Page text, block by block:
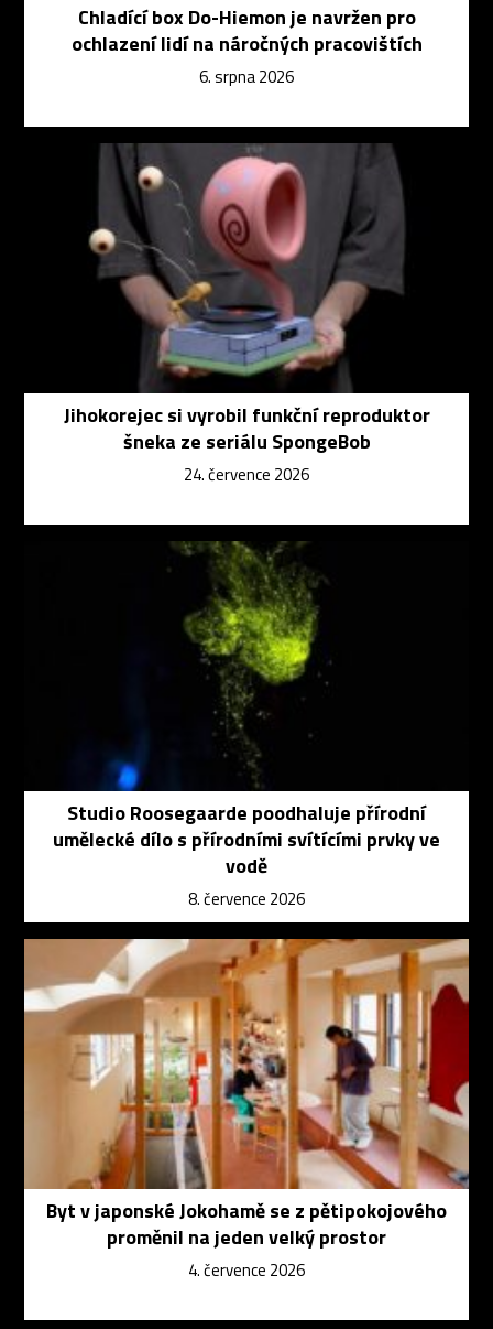
Chladící box Do-Hiemon je navržen pro
ochlazení lidí na náročných pracovištích
6. srpna 2026
Jihokorejec si vyrobil funkční reproduktor
šneka ze seriálu SpongeBob
24. července 2026
Studio Roosegaarde poodhaluje přírodní
umělecké dílo s přírodními svítícími prvky ve
vodě
8. července 2026
Byt v japonské Jokohamě se z pětipokojového
proměnil na jeden velký prostor
4. července 2026